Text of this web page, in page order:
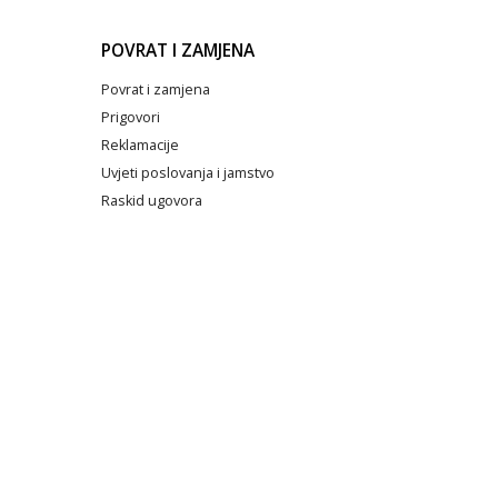
POVRAT I ZAMJENA
Povrat i zamjena
Prigovori
Reklamacije
Uvjeti poslovanja i jamstvo
Raskid ugovora